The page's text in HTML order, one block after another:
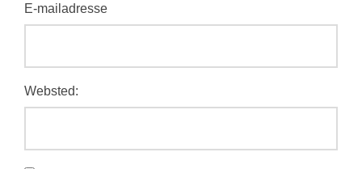
E-mailadresse
Websted: